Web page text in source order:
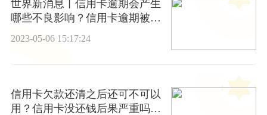
世界新消息丨信用卡逾期会产生
哪些不良影响？信用卡逾期被起
诉可以分期吗？
2023-05-06 15:17:24
信用卡欠款还清之后还可不可以
用？信用卡没还钱后果严重吗？